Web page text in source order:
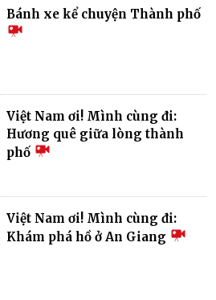
Bánh xe kể chuyện Thành phố
Việt Nam ơi! Mình cùng đi:
Hương quê giữa lòng thành
phố
Việt Nam ơi! Mình cùng đi:
Khám phá hồ ở An Giang